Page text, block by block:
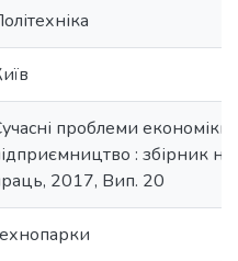
проблеми економіки і
: збірник
2017, Вип. 20